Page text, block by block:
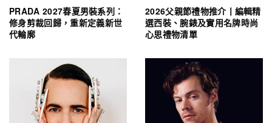
PRADA 2027春夏男裝系列：
修身剪裁回歸，重新定義新世
代輪廓
2026父親節禮物推介丨編輯精
選西裝、腕錶及實用名牌時尚
心思禮物清單